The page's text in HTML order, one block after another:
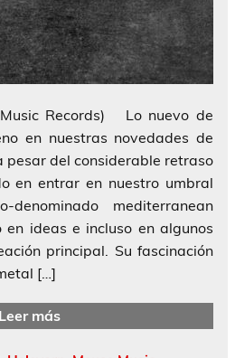
Records) Lo nuevo de
en nuestras novedades de
pesar del considerable retraso
en entrar en nuestro umbral
denominado mediterranean
ideas e incluso en algunos
principal. Su fascinación
[…]
Leer más